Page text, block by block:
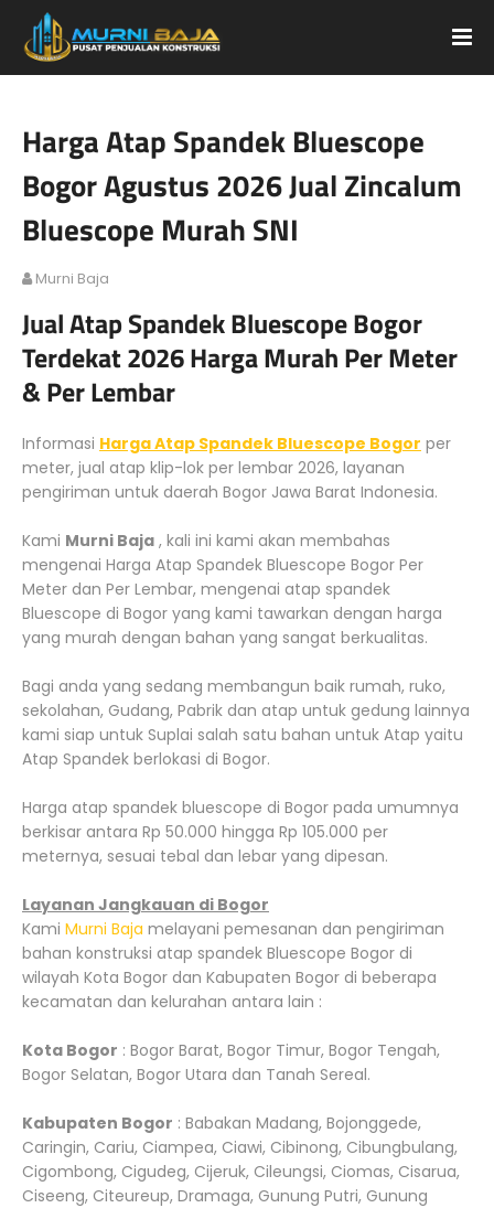
Harga Atap Spandek Bluescope
Bogor Agustus 2026 Jual Zincalum
Bluescope Murah SNI
Murni Baja
Jual Atap Spandek Bluescope Bogor
Terdekat 2026 Harga Murah Per Meter
& Per Lembar
Informasi Harga Atap Spandek Bluescope Bogor per
meter, jual atap klip-lok per lembar 2026, layanan
pengiriman untuk daerah Bogor Jawa Barat Indonesia.
Kami Murni Baja , kali ini kami akan membahas
mengenai Harga Atap Spandek Bluescope Bogor Per
Meter dan Per Lembar, mengenai atap spandek
Bluescope di Bogor yang kami tawarkan dengan harga
yang murah dengan bahan yang sangat berkualitas.
Bagi anda yang sedang membangun baik rumah, ruko,
sekolahan, Gudang, Pabrik dan atap untuk gedung lainnya
kami siap untuk Suplai salah satu bahan untuk Atap yaitu
Atap Spandek berlokasi di Bogor.
Harga atap spandek bluescope di Bogor pada umumnya
berkisar antara Rp 50.000 hingga Rp 105.000 per
meternya, sesuai tebal dan lebar yang dipesan.
Layanan Jangkauan di Bogor
Kami Murni Baja melayani pemesanan dan pengiriman
bahan konstruksi atap spandek Bluescope Bogor di
wilayah Kota Bogor dan Kabupaten Bogor di beberapa
kecamatan dan kelurahan antara lain :
Kota Bogor : Bogor Barat, Bogor Timur, Bogor Tengah,
Bogor Selatan, Bogor Utara dan Tanah Sereal.
Kabupaten Bogor : Babakan Madang, Bojonggede,
Caringin, Cariu, Ciampea, Ciawi, Cibinong, Cibungbulang,
Cigombong, Cigudeg, Cijeruk, Cileungsi, Ciomas, Cisarua,
Ciseeng, Citeureup, Dramaga, Gunung Putri, Gunung